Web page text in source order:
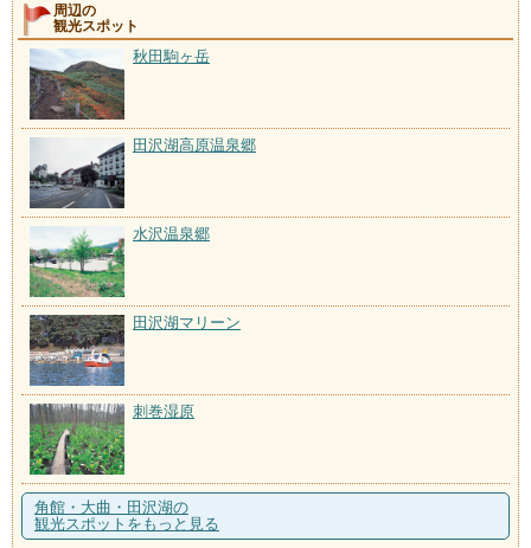
周辺の
観光スポット
秋田駒ヶ岳
田沢湖高原温泉郷
水沢温泉郷
田沢湖マリーン
刺巻湿原
角館・大曲・田沢湖の
観光スポットをもっと見る